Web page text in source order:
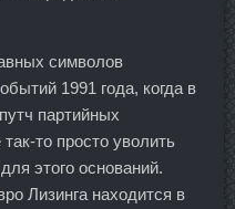
символов
1991 года, когда в
партийных
то просто уволить
этого оснований.
Лизинга находится в